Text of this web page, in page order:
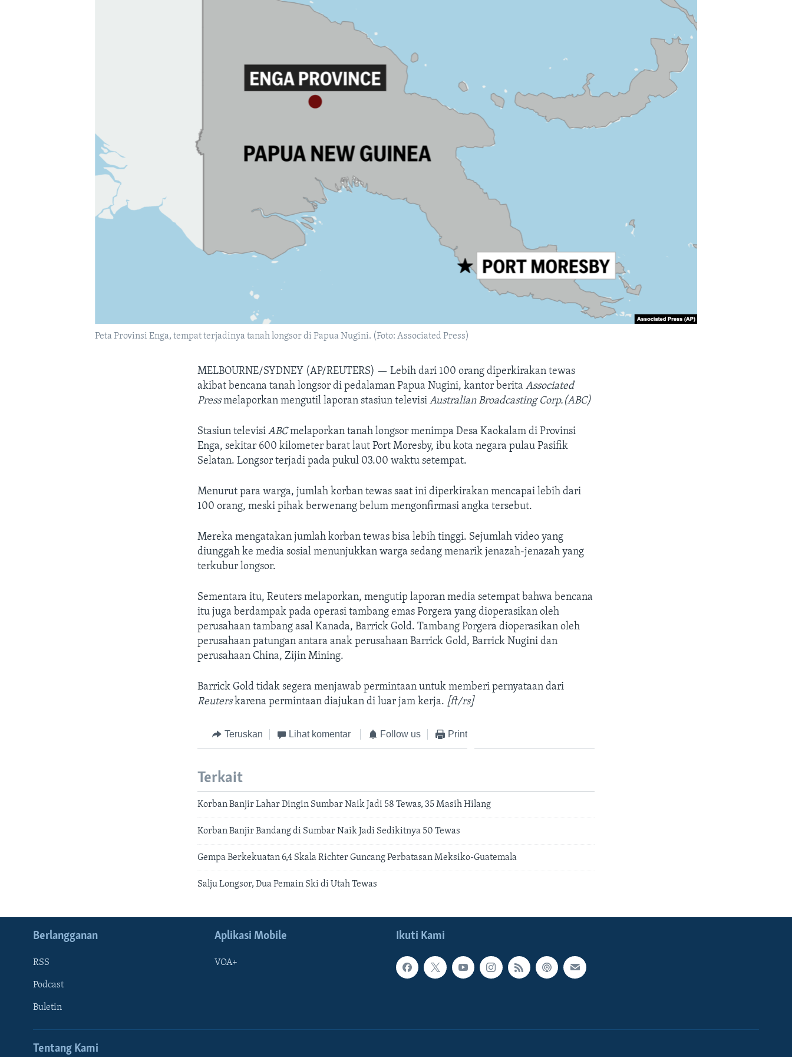
Peta Provinsi Enga, tempat terjadinya tanah longsor di Papua Nugini. (Foto: Associated Press)
MELBOURNE/SYDNEY (AP/REUTERS) —Lebih dari 100 orang diperkirakan tewas
akibat bencana tanah longsor di pedalaman Papua Nugini, kantor beritaAssociated
Pressmelaporkan mengutil laporan stasiun televisiAustralian Broadcasting Corp.(ABC)
Stasiun televisiABCmelaporkan tanah longsor menimpa Desa Kaokalam di Provinsi
Enga, sekitar 600 kilometer barat laut Port Moresby, ibu kota negara pulau Pasifik
Selatan. Longsor terjadi pada pukul 03.00 waktu setempat.
Menurut para warga, jumlah korban tewas saat ini diperkirakan mencapai lebih dari
100 orang, meski pihak berwenang belum mengonfirmasi angka tersebut.
Mereka mengatakan jumlah korban tewas bisa lebih tinggi. Sejumlah video yang
diunggah ke media sosial menunjukkan warga sedang menarik jenazah-jenazah yang
terkubur longsor.
Sementara itu, Reuters melaporkan, mengutip laporan media setempat bahwa bencana
itu juga berdampak pada operasi tambang emas Porgera yang dioperasikan oleh
perusahaan tambang asal Kanada, Barrick Gold. Tambang Porgera dioperasikan oleh
perusahaan patungan antara anak perusahaan Barrick Gold, Barrick Nugini dan
perusahaan China, Zijin Mining.
Barrick Gold tidak segera menjawab permintaan untuk memberi pernyataan dari
Reuterskarena permintaan diajukan di luar jam kerja. [ft/rs]
Teruskan Lihat komentar Follow us Print
Terkait
Korban Banjir Lahar Dingin Sumbar Naik Jadi 58 Tewas, 35 Masih Hilang
Korban Banjir Bandang di Sumbar Naik Jadi Sedikitnya 50 Tewas
Gempa Berkekuatan 6,4 Skala Richter Guncang Perbatasan Meksiko-Guatemala
Salju Longsor, Dua Pemain Ski di Utah Tewas
Ikuti Kami
Berlangganan
RSS
Podcast
Buletin
Aplikasi Mobile
VOA+
Tentang Kami